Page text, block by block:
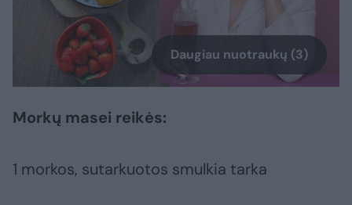
Daugiau nuotraukų (3)
Morkų masei reikės:
1 morkos, sutarkuotos smulkia tarka